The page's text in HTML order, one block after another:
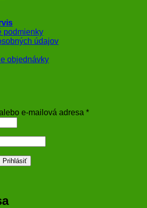
podmienky
údajov
objednávky
e-mailová adresa *Povinné
Prihlásiť